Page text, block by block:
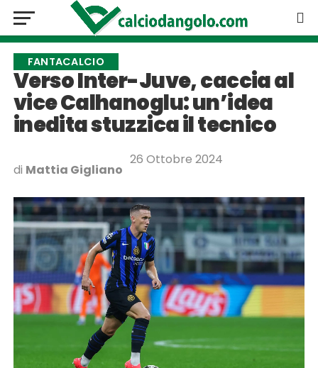
FANTACALCIO
Verso Inter-Juve, caccia al
vice Calhanoglu: un’idea
inedita stuzzica il tecnico
di Mattia Gigliano
26 Ottobre 2024